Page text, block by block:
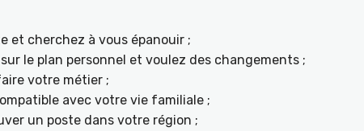
et cherchez à vous épanouir ;
le plan personnel et voulez des changements ;
votre métier ;
avec votre vie familiale ;
un poste dans votre région ;